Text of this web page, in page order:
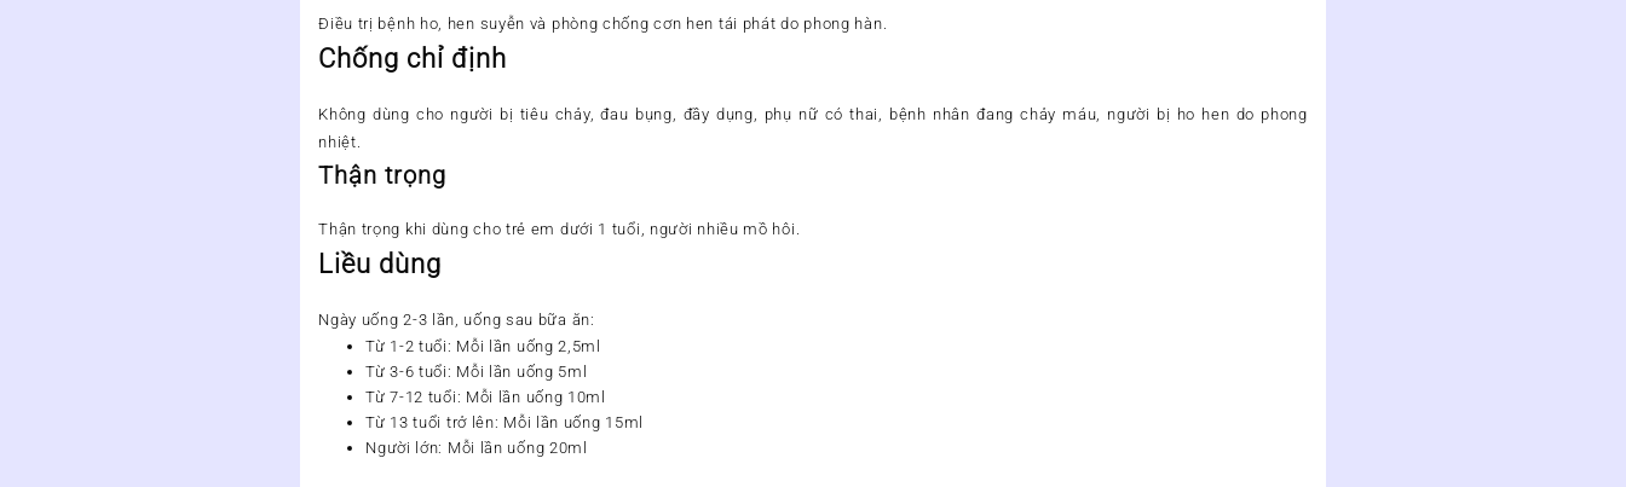
Điều trị bệnh ho, hen suyễn và phòng chống cơn hen tái phát do phong hàn.
Chống chỉ định
Không dùng cho người bị tiêu chảy, đau bụng, đầy dụng, phụ nữ có thai, bệnh nhân đang chảy máu, người bị ho hen do phong
nhiệt.
Thận trọng
Thận trọng khi dùng cho trẻ em dưới 1 tuổi, người nhiều mồ hôi.
Liều dùng
Ngày uống 2-3 lần, uống sau bữa ăn:
Từ 1-2 tuổi: Mỗi lần uống 2,5ml
Từ 3-6 tuổi: Mỗi lần uống 5ml
Từ 7-12 tuổi: Mỗi lần uống 10ml
Từ 13 tuổi trở lên: Mỗi lần uống 15ml
Người lớn: Mỗi lần uống 20ml